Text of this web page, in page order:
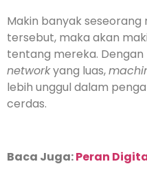
Makin banyak
tersebut, maka akan
tentang mereka.
networkyang luas,
lebih unggul dalam
cerdas.
Baca Juga:Peran